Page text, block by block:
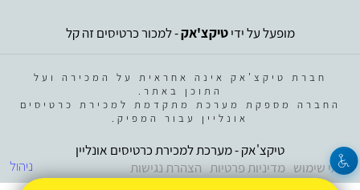
מופעל על ידיטיקצ'אק- למכור כרטיסים זה קל
חברת טיקצ'אק אינה אחראית על המכירה ועל
התוכן באתר.
החברה מספקת מערכת מתקדמת למכירת כרטיסים
אונליין עבור המפיק.
ניהול
טיקצ'אק - מערכת למכירת כרטיסים אונליין
תנאי שימוש מדיניות פרטיות הצהרת נגישות